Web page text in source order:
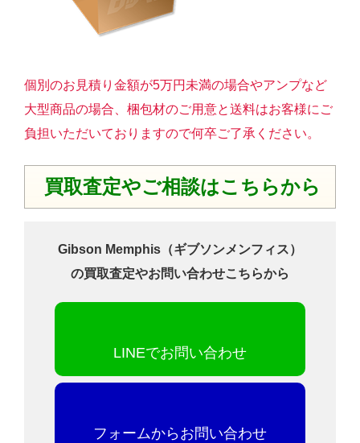
個別のお見積り金額が5万円未満の場合やアンプなど
大型商品の場合、梱包材のご用意と送料はお客様にご
負担いただいておりますので何卒ご了承ください。
買取査定やご相談はこちらから
Gibson Memphis（ギブソンメンフィス）
の買取査定やお問い合わせこちらから
LINEでお問い合わせ
フォームからお問い合わせ